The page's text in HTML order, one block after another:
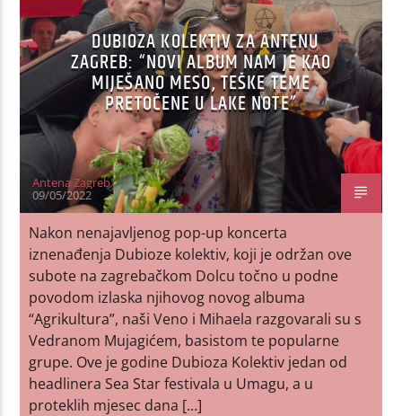
DUBIOZA KOLEKTIV ZA ANTENU
ZAGREB: “NOVI ALBUM NAM JE KAO
MIJEŠANO MESO, TEŠKE TEME
PRETOČENE U LAKE NOTE”
Antena Zagreb
09/05/2022
Nakon nenajavljenog pop-up koncerta
iznenađenja Dubioze kolektiv, koji je održan ove
subote na zagrebačkom Dolcu točno u podne
povodom izlaska njihovog novog albuma
“Agrikultura”, naši Veno i Mihaela razgovarali su s
Vedranom Mujagićem, basistom te popularne
grupe. Ove je godine Dubioza Kolektiv jedan od
headlinera Sea Star festivala u Umagu, a u
proteklih mjesec dana […]